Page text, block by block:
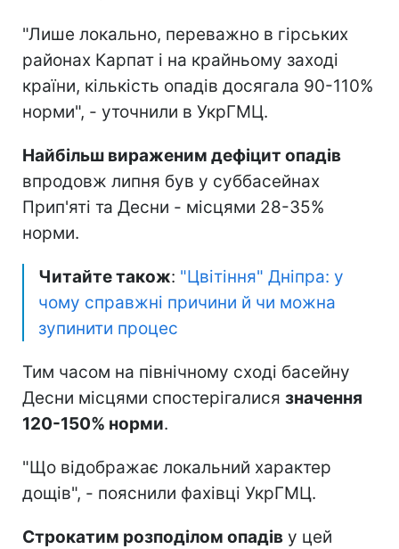
"Лише локально, переважно в гірських
районах Карпат і на крайньому заході
країни, кількість опадів досягала 90-110%
норми", - уточнили в УкрГМЦ.
Найбільш вираженим дефіцит опадів
впродовж липня був у суббасейнах
Прип'яті та Десни - місцями 28-35%
норми.
Читайте також: "Цвітіння" Дніпра: у
чому справжні причини й чи можна
зупинити процес
Тим часом на північному сході басейну
Десни місцями спостерігалися значення
120-150% норми.
"Що відображає локальний характер
дощів", - пояснили фахівці УкрГМЦ.
Строкатим розподілом опадів у цей